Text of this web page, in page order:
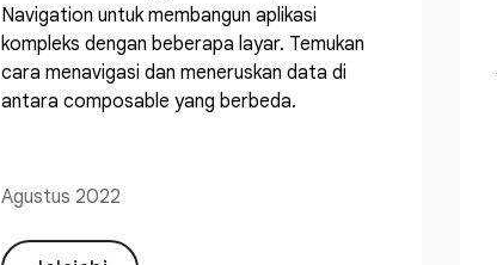
Navigation untuk membangun aplikasi
kompleks dengan beberapa layar. Temukan
cara menavigasi dan meneruskan data di
antara composable yang berbeda.
Agustus 2022